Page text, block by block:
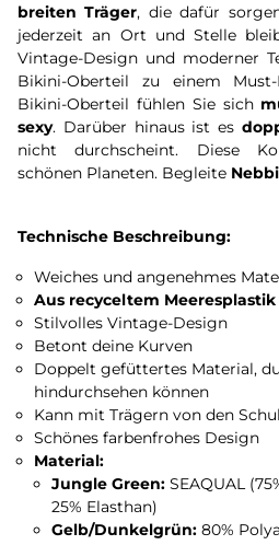
breiten Träger, die dafür
jederzeit an Ort und Stelle
Vintage-Design und moderner
Bikini-Oberteil zu einem
Bikini-Oberteil fühlen Sie sich
sexy. Darüber hinaus ist es
nicht durchscheint. Diese
schönen Planeten. Begleite
Technische Beschreibung:
Weiches und angenehmes
Aus recyceltem Meeresplastik
Stilvolles Vintage-Design
Betont deine Kurven
Doppelt gefüttertes Material,
hindurchsehen können
Kann mit Trägern von den
Schönes farbenfrohes Design
Material:
Jungle Green:SEAQUAL
25% Elasthan)
Gelb/Dunkelgrün:80%